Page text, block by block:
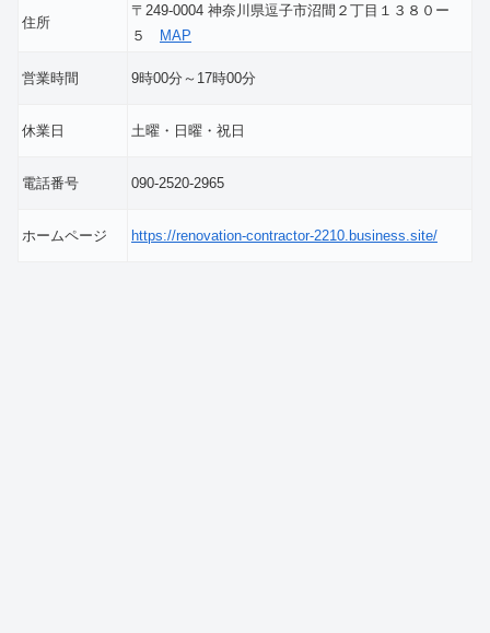
住所
〒249-0004 神奈川県逗子市沼間２丁目１３８０ー
５
MAP
営業時間 9時00分～17時00分
休業日 土曜・日曜・祝日
電話番号 090-2520-2965
ホームページ https://renovation-contractor-2210.business.site/